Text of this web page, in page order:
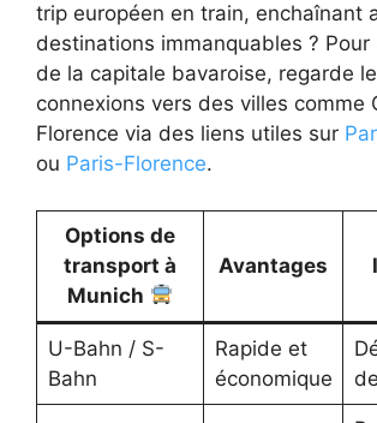
trip européen en train, enchaînant
destinations immanquables ? Pour
de la capitale bavaroise, regarde
connexions vers des villes comme
Florence via des liens utiles sur
ou Paris-Florence.
Options de
transport à
Munich
Avantages
U-Bahn / S-
Bahn
Rapide et
économique